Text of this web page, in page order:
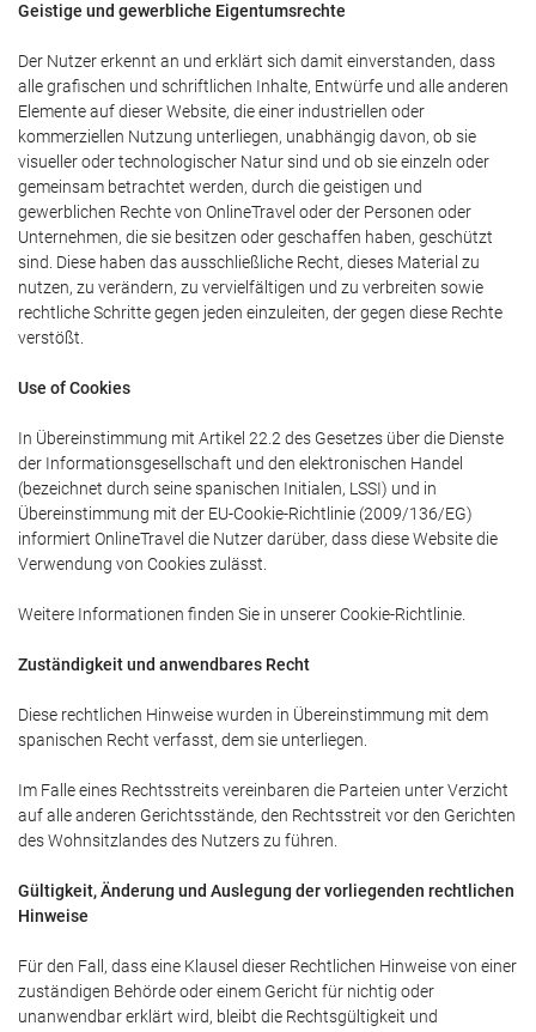
Geistige und gewerbliche Eigentumsrechte
Der Nutzer erkennt an und erklärt sich damit einverstanden, dass
alle grafischen und schriftlichen Inhalte, Entwürfe und alle anderen
Elemente auf dieser Website, die einer industriellen oder
kommerziellen Nutzung unterliegen, unabhängig davon, ob sie
visueller oder technologischer Natur sind und ob sie einzeln oder
gemeinsam betrachtet werden, durch die geistigen und
gewerblichen Rechte von OnlineTravel oder der Personen oder
Unternehmen, die sie besitzen oder geschaffen haben, geschützt
sind. Diese haben das ausschließliche Recht, dieses Material zu
nutzen, zu verändern, zu vervielfältigen und zu verbreiten sowie
rechtliche Schritte gegen jeden einzuleiten, der gegen diese Rechte
verstößt.
Use of Cookies
In Übereinstimmung mit Artikel 22.2 des Gesetzes über die Dienste
der Informationsgesellschaft und den elektronischen Handel
(bezeichnet durch seine spanischen Initialen, LSSI) und in
Übereinstimmung mit der EU-Cookie-Richtlinie (2009/136/EG)
informiert OnlineTravel die Nutzer darüber, dass diese Website die
Verwendung von Cookies zulässt.
Weitere Informationen finden Sie in unserer Cookie-Richtlinie.
Zuständigkeit und anwendbares Recht
Diese rechtlichen Hinweise wurden in Übereinstimmung mit dem
spanischen Recht verfasst, dem sie unterliegen.
Im Falle eines Rechtsstreits vereinbaren die Parteien unter Verzicht
auf alle anderen Gerichtsstände, den Rechtsstreit vor den Gerichten
des Wohnsitzlandes des Nutzers zu führen.
Gültigkeit, Änderung und Auslegung der vorliegenden rechtlichen
Hinweise
Für den Fall, dass eine Klausel dieser Rechtlichen Hinweise von einer
zuständigen Behörde oder einem Gericht für nichtig oder
unanwendbar erklärt wird, bleibt die Rechtsgültigkeit und